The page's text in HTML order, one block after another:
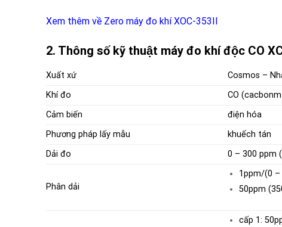
Xem thêm về Zero máy đo khí XOC-353II
2. Thông số kỹ thuật máy đo khí độc CO
Xuất xứ
Cosmos –
Khí đo
CO
Cảm biến
điện hóa
Phương pháp lấy mẫu
khuếch tán
Dải đo
0 – 300 ppm
Phân dải
1ppm/(0 –
50ppm
cấp 1: